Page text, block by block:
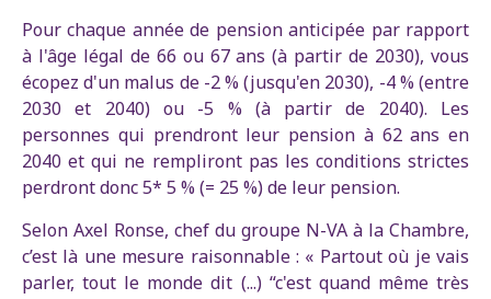
Pour chaque année de pension anticipée par rapport
à l'âge légal de 66 ou 67 ans (à partir de 2030), vous
écopez d'un malus de -2 % (jusqu'en 2030), -4 % (entre
2030 et 2040) ou -5 % (à partir de 2040). Les
personnes qui prendront leur pension à 62 ans en
2040 et qui ne rempliront pas les conditions strictes
perdront donc 5* 5 % (= 25 %) de leur pension.
Selon Axel Ronse, chef du groupe N-VA à la Chambre,
c’est là une mesure raisonnable : « Partout où je vais
parler, tout le monde dit (...) “c'est quand même très